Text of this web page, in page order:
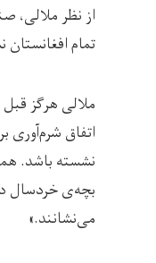
از نظر ملالی،
تمام
ملالی هرگز
اتفاق
نشسته باشد.
بچه‌ی خردسال
می‌نشانند.»